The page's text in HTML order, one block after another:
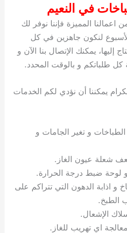
في النعيم
اعمالنا المميزة فإننا نوفر لك
لنكون جاهزين في كل
إليها، يمكنك الإتصال بنا الآن و
كل طلباتكم و بالوقت المحدد.
يمكننا أن نؤدي لكم الخدمات
و تغير الجامات و
شعلة عيون الغاز.
لوحة ضبط درجة الحرارة.
و اذابة الدهون التي تتراكم على
الطبخ.
الإشعال.
اي تهريب للغاز.